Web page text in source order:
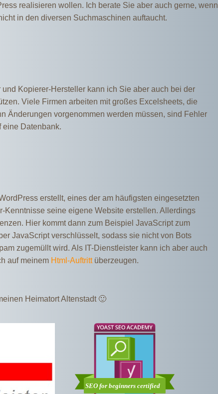
realisieren wollen. Ich berate Sie aber auch gerne, wenn
in den diversen Suchmaschinen auftaucht.
Kopierer-Hersteller kann ich Sie aber auch bei der
Viele Firmen arbeiten mit großes Excelsheets, die
Änderungen vorgenommen werden müssen, sind Fehler
eine Datenbank.
erstellt, eines der am häufigsten eingesetzten
Kenntnisse seine eigene Website erstellen. Allerdings
Hier kommt dann zum Beispiel JavaScript zum
JavaScript verschlüsselt, sodass sie nicht von Bots
zugemüllt wird. Als IT-Dienstleister kann ich aber auch
auf meinem Html-Auftrittüberzeugen.
Heimatort Altenstadt 🙂